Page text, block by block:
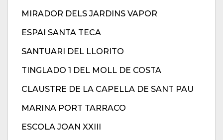
MIRADOR DELS JARDINS VAPOR
ESPAI SANTA TECA
SANTUARI DEL LLORITO
TINGLADO 1 DEL MOLL DE COSTA
CLAUSTRE DE LA CAPELLA DE SANT PAU
MARINA PORT TARRACO
ESCOLA JOAN XXIII